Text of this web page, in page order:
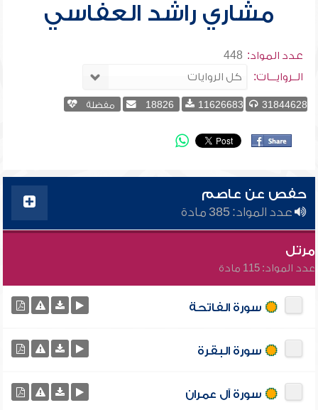
مشاري راشد العفاسي
عدد المواد: 448
الــروايـــات:
31844628
11626683
18826 مفضلة
حفص عن عاصم
عدد المواد: 385 مادة
مرتل
عدد المواد: 115 مادة
سورة الفاتحة
سورة البقرة
سورة آل عمران